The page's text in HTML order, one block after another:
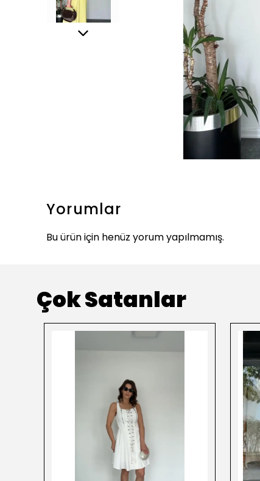
Yorumlar
Bu ürün için henüz yorum yapılmamış.
Çok Satanlar